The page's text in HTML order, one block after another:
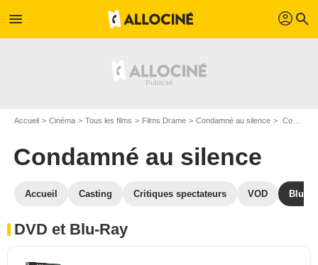
menu profil search
Accueil Cinéma Tous les films Films Drame Condamné au silence Condamné au silence en DVD Blu Ray
Condamné au silence
Accueil Casting Critiques spectateurs VOD Blu-
DVD et Blu-Ray